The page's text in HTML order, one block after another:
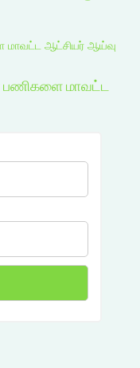
மாவட்ட ஆட்சியர் ஆய்வு
பணிகளை மாவட்ட